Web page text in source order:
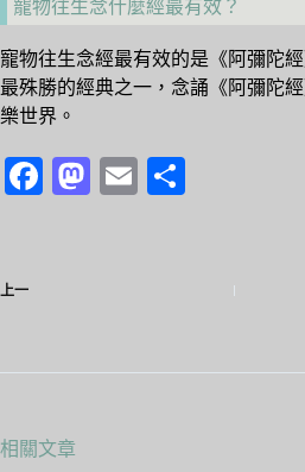
寵物往生念什麼經最有效？
寵物往生念經最有效的是《阿彌陀
最殊勝的經典之一，念誦《阿彌陀
樂世界。
Fa M
E
上一
相關文章